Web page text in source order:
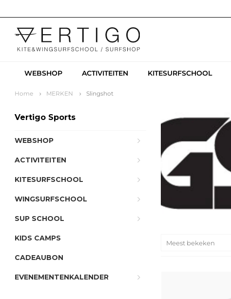
WEBSHOP ACTIVITEITEN KITESURFSCHOOL
Home MERKEN Slingshot
Vertigo Sports
WEBSHOP
ACTIVITEITEN
KITESURFSCHOOL
WINGSURFSCHOOL
SUP SCHOOL
KIDS CAMPS
CADEAUBON
EVENEMENTENKALENDER
Meest bekeken